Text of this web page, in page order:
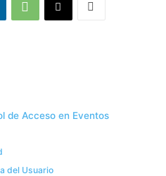
de Acceso en Eventos
del Usuario